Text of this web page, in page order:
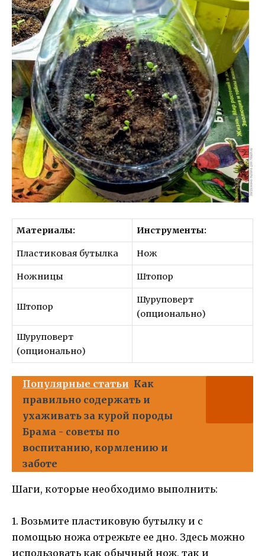
Материалы: Инструменты:
Пластиковая бутылка Нож
Ножницы Штопор
Штопор
Шуруповерт
(опционально)
Шуруповерт
(опционально)
Популярные статьи Как
правильно содержать и
ухаживать за курой породы
Брама - советы по
воспитанию, кормлению и
заботе
Шаги, которые необходимо выполнить:
1. Возьмите пластиковую бутылку и с
помощью ножа отрежьте ее дно. Здесь можно
использовать как обычный нож, так и